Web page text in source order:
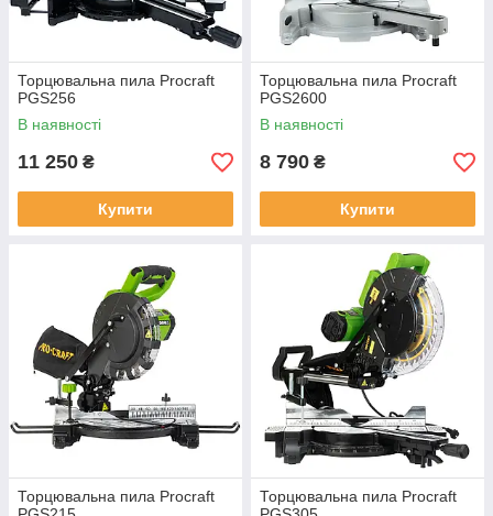
Торцювальна пила Procraft
PGS256
В наявності
11 250 ₴
Купити
Торцювальна пила Procraft
PGS2600
В наявності
8 790 ₴
Купити
Торцювальна пила Procraft
Торцювальна пила Procraft